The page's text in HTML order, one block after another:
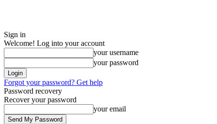
Sign in
Welcome! Log into your account
your username
your password
Forgot your password? Get help
Password recovery
Recover your password
your email